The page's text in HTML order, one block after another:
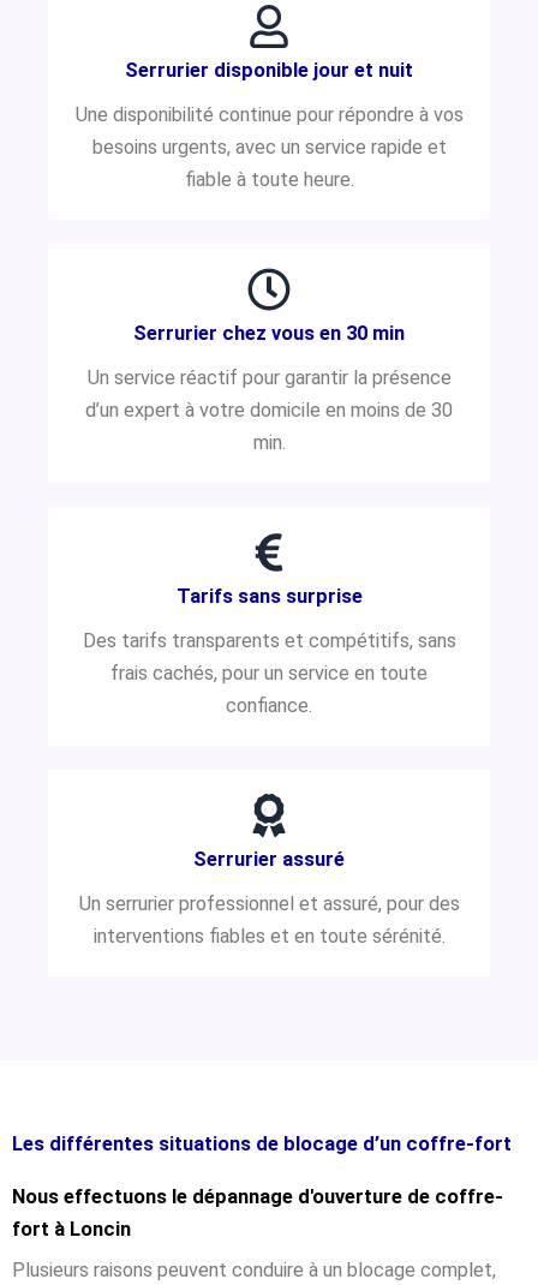
Serrurier disponible jour et nuit
Une disponibilité continue pour répondre à vos
besoins urgents, avec un service rapide et
fiable à toute heure.
Serrurier chez vous en 30 min
Un service réactif pour garantir la présence
d’un expert à votre domicile en moins de 30
min.
Tarifs sans surprise
Des tarifs transparents et compétitifs, sans
frais cachés, pour un service en toute
confiance.
Serrurier assuré
Un serrurier professionnel et assuré, pour des
interventions fiables et en toute sérénité.
Les différentes situations de blocage d’un coffre-fort
Nous effectuons le dépannage d'ouverture de coffre-
fort à Loncin
Plusieurs raisons peuvent conduire à un blocage complet,